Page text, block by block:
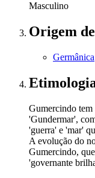
Masculino
Origem
Germânica
Gumercindo tem
'Gundermar',
'guerra' e 'mar'
A evolução do
Gumercindo,
'governante